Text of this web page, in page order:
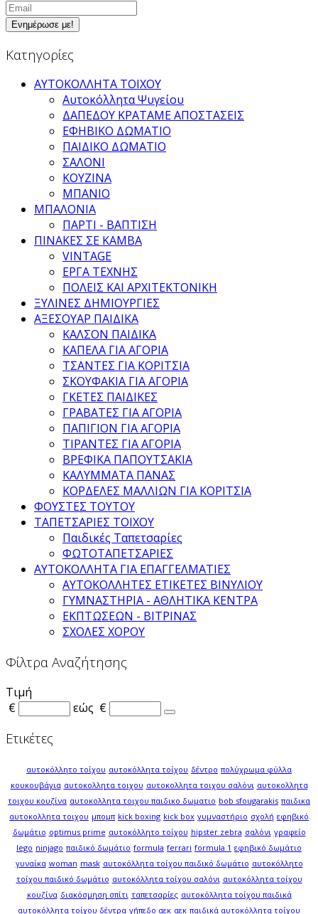
Ενημέρωσε με!
Κατηγορίες
ΑΥΤΟΚΟΛΛΗΤΑ ΤΟΙΧΟΥ
Αυτοκόλλητα Ψυγείου
ΔΑΠΕΔΟΥ ΚΡΑΤΑΜΕ ΑΠΟΣΤΑΣΕΙΣ
ΕΦΗΒΙΚΟ ΔΩΜΑΤΙΟ
ΠΑΙΔΙΚΟ ΔΩΜΑΤΙΟ
ΣΑΛΟΝΙ
ΚΟΥΖΙΝΑ
ΜΠΑΝΙΟ
ΜΠΑΛΟΝΙΑ
ΠΑΡΤΙ - ΒΑΠΤΙΣΗ
ΠΙΝΑΚΕΣ ΣΕ ΚΑΜΒΑ
VINTAGE
ΕΡΓΑ ΤΕΧΝΗΣ
ΠΟΛΕΙΣ ΚΑΙ ΑΡΧΙΤΕΚΤΟΝΙΚΗ
ΞΥΛΙΝΕΣ ΔΗΜΙΟΥΡΓΙΕΣ
ΑΞΕΣΟΥΑΡ ΠΑΙΔΙΚΑ
ΚΑΛΣΟΝ ΠΑΙΔΙΚΑ
ΚΑΠΕΛΑ ΓΙΑ ΑΓΟΡΙΑ
ΤΣΑΝΤΕΣ ΓΙΑ ΚΟΡΙΤΣΙΑ
ΣΚΟΥΦΑΚΙΑ ΓΙΑ ΑΓΟΡΙΑ
ΓΚΕΤΕΣ ΠΑΙΔΙΚΕΣ
ΓΡΑΒΑΤΕΣ ΓΙΑ ΑΓΟΡΙΑ
ΠΑΠΙΓΙΟΝ ΓΙΑ ΑΓΟΡΙΑ
ΤΙΡΑΝΤΕΣ ΓΙΑ ΑΓΟΡΙΑ
ΒΡΕΦΙΚΑ ΠΑΠΟΥΤΣΑΚΙΑ
ΚΑΛΥΜΜΑΤΑ ΠΑΝΑΣ
ΚΟΡΔΕΛΕΣ ΜΑΛΛΙΩΝ ΓΙΑ ΚΟΡΙΤΣΙΑ
ΦΟΥΣΤΕΣ ΤΟΥΤΟΥ
ΤΑΠΕΤΣΑΡΙΕΣ ΤΟΙΧΟΥ
Παιδικές Ταπετσαρίες
ΦΩΤΟΤΑΠΕΤΣΑΡΙΕΣ
ΑΥΤΟΚΟΛΛΗΤΑ ΓΙΑ ΕΠΑΓΓΕΛΜΑΤΙΕΣ
ΑΥΤΟΚΟΛΛΗΤΕΣ ΕΤΙΚΕΤΕΣ ΒΙΝΥΛΙΟΥ
ΓΥΜΝΑΣΤΗΡΙΑ - ΑΘΛΗΤΙΚΑ ΚΕΝΤΡΑ
ΕΚΠΤΩΣΕΩΝ - ΒΙΤΡΙΝΑΣ
ΣΧΟΛΕΣ ΧΟΡΟΥ
Φίλτρα Αναζήτησης
Τιμή
€
εώς €
Ετικέτες
αυτοκόλλητο τοίχου αυτοκόλλητα τοίχου δέντρο πολύχρωμα φύλλα
κουκουβάγια αυτοκολλητα τοιχου αυτοκολλητα τοιχου σαλόνι αυτοκολλητα
τοιχου κουζίνα αυτοκολλητα τοιχου παιδικο δωματιο bob sfougarakis παιδικα
αυτοκολλητα τοιχου μπομπ kick boxing kick box γυμναστήριο σχολή εφηβικό
δωμάτιο optimus prime αυτοκόλλητο τοίχου hipster zebra σαλόνι γραφείο
lego ninjago παιδικό δωμάτιο formula ferrari formula 1 εφηβικό δωμάτιο
γυναίκα woman mask αυτοκόλλητα τοίχου παιδικό δωμάτιο αυτοκόλλητο
τοίχου παιδικό δωμάτιο αυτοκόλλητα τοίχου σαλόνι αυτοκόλλητα τοίχου
κουζίνα διακόσμηση σπίτι ταπετσαρίες αυτοκόλλητα τοίχου παιδικά
αυτοκόλλητα τοίχου δέντρα γήπεδο αεκ αεκ παιδικά αυτοκόλλητα τοίχου